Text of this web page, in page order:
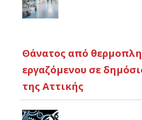
Θάνατος από
εργαζόμενου σε
της Αττικής